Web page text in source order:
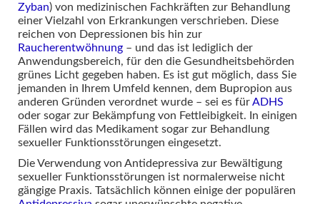
Zyban) von medizinischen Fachkräften zur Behandlung
einer Vielzahl von Erkrankungen verschrieben. Diese
reichen von Depressionen bis hin zur
Raucherentwöhnung – und das ist lediglich der
Anwendungsbereich, für den die Gesundheitsbehörden
grünes Licht gegeben haben. Es ist gut möglich, dass Sie
jemanden in Ihrem Umfeld kennen, dem Bupropion aus
anderen Gründen verordnet wurde – sei es fürADHS
oder sogar zur Bekämpfung von Fettleibigkeit. In einigen
Fällen wird das Medikament sogar zur Behandlung
sexueller Funktionsstörungen eingesetzt.
Die Verwendung von Antidepressiva zur Bewältigung
sexueller Funktionsstörungen ist normalerweise nicht
gängige Praxis. Tatsächlich können einige der populären